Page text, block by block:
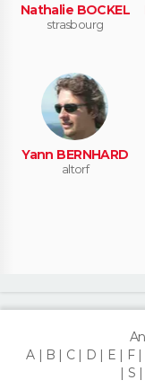
Nathalie BOCKEL
strasbourg
Yann BERNHARD
altorf
A
B C D E F
S